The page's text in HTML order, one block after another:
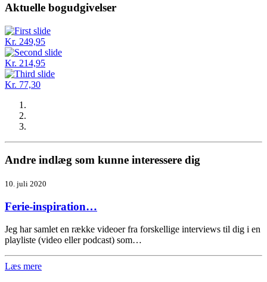
Aktuelle bogudgivelser
Kr. 249,95
Kr. 214,95
Kr. 77,30
Andre indlæg som kunne interessere dig
10. juli 2020
Ferie-inspiration…
Jeg har samlet en række videoer fra forskellige interviews til dig i en
playliste (video eller podcast) som…
Læs mere